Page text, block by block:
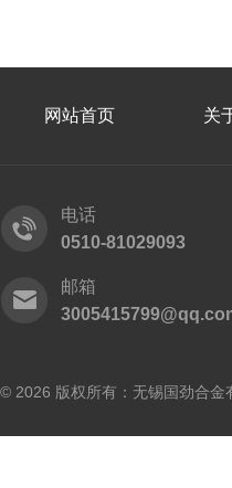
网站首页 关
电话
0510-81029093
邮箱
© 2026 版权所有：无锡国劲合金